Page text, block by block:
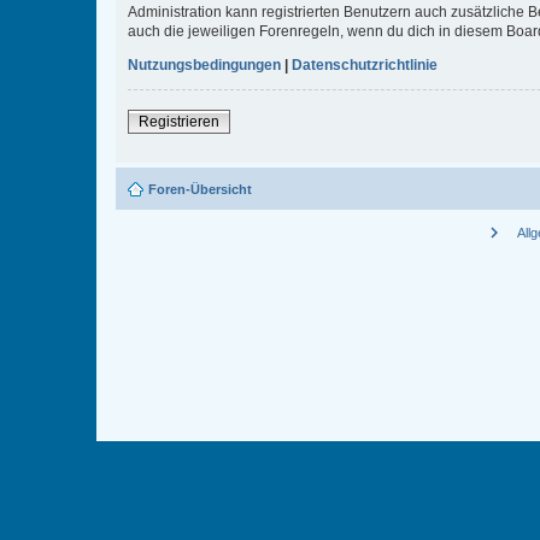
Administration kann registrierten Benutzern auch zusätzliche
auch die jeweiligen Forenregeln, wenn du dich in diesem
Nutzungsbedingungen | Datenschutzrichtlinie
Registrieren
Foren-Übersicht
chevron_right